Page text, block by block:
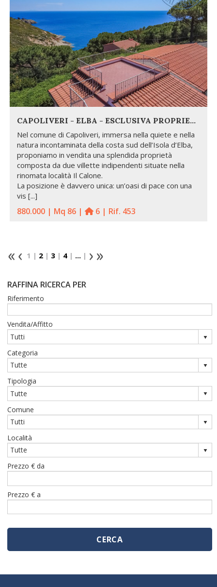
CAPOLIVERI - ELBA - ESCLUSIVA PROPRIETÀ PANORAMICA CON DUE VILLETTE INDIPENDENTI
Nel comune di Capoliveri, immersa nella quiete e nella
natura incontaminata della costa sud dell’Isola d’Elba,
proponiamo in vendita una splendida proprietà
composta da due villette indipendenti situate nella
rinomata località Il Calone.
La posizione è davvero unica: un’oasi di pace con una
vis [...]
880.000 | Mq 86 | 6 | Rif. 453
1 | 2 | 3 | 4 | ... |
RAFFINA RICERCA PER
Riferimento
Vendita/Affitto
Categoria
Tipologia
Comune
Località
Prezzo € da
Prezzo € a